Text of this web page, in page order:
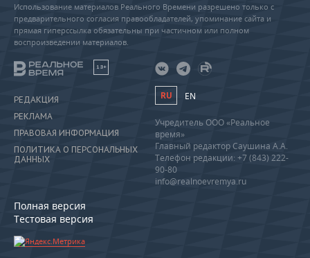
Использование материалов Реального Времени разрешено только с
предварительного согласия правообладателей, упоминание сайта и
прямая гиперссылка обязательны при частичном или полном
воспроизведении материалов.
18+
РЕДАКЦИЯ
РЕКЛАМА
ПРАВОВАЯ ИНФОРМАЦИЯ
ПОЛИТИКА О ПЕРСОНАЛЬНЫХ
ДАННЫХ
Полная версия
Тестовая версия
RU EN
Учредитель ООО «Реальное
время»
Главный редактор Саушина А.А.
Телефон редакции: +7 (843) 222-
90-80
info@realnoevremya.ru